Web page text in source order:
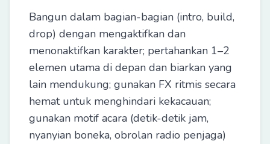
Bangun dalam bagian-bagian (intro, build,
drop) dengan mengaktifkan dan
menonaktifkan karakter; pertahankan 1–2
elemen utama di depan dan biarkan yang
lain mendukung; gunakan FX ritmis secara
hemat untuk menghindari kekacauan;
gunakan motif acara (detik-detik jam,
nyanyian boneka, obrolan radio penjaga)